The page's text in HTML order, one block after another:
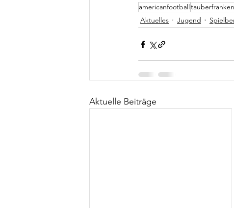
americanfootball
Aktuelles
Jugend
Aktuelle Beiträge